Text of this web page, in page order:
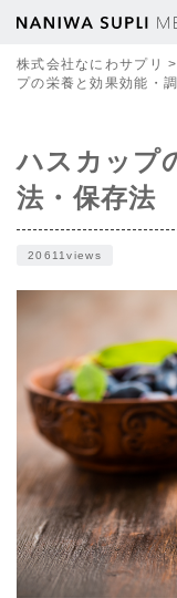
株式会社なにわサプリ >
プの栄養と効果効能・
ハスカップ
法・保存法
20611views